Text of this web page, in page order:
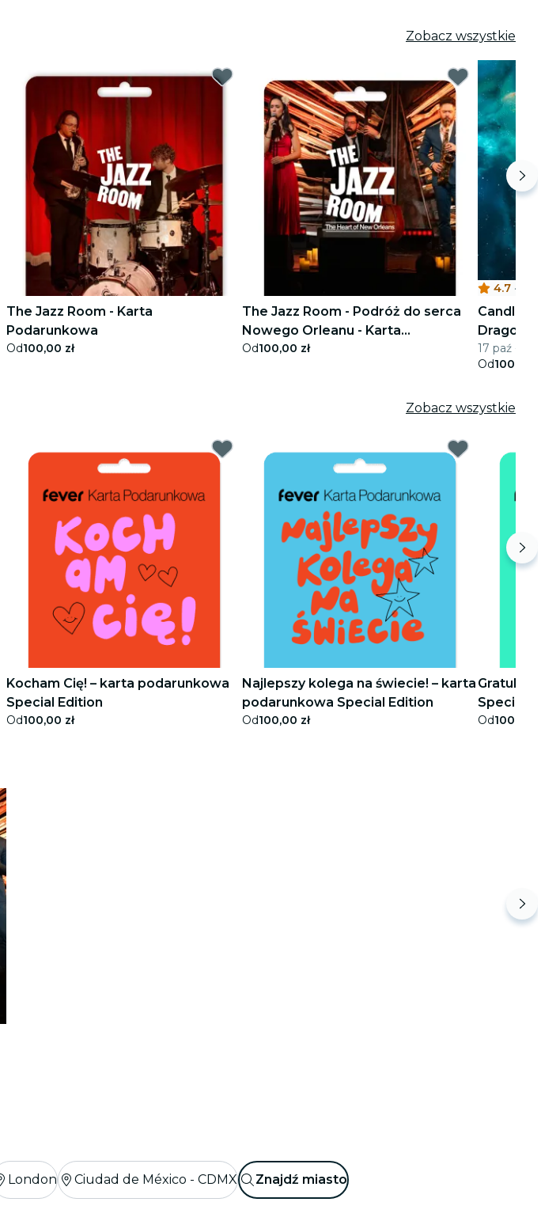
Zobacz wszystkie
The Jazz Room - Karta
Podarunkowa
Od100,00 zł
The Jazz Room - Podróż do serca
Nowego Orleanu - Karta
Podarunkowa
Od100,00 zł
4.7 ·
Dragons
17 paź - 26
Od100,00
Zobacz wszystkie
Kocham Cię! – karta podarunkowa
Special Edition
Od100,00 zł
Najlepszy kolega na świecie! – karta
podarunkowa Special Edition
Od100,00 zł
Special
Od100,00
London Ciudad de México - CDMX Znajdź miasto